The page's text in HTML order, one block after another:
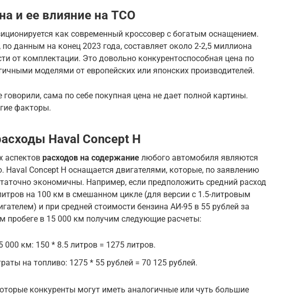
и ее влияние на TCO
как современный кроссовер с богатым оснащением.
по данным на конец 2023 года, составляет около 2-2,5 миллиона
от комплектации. Это довольно конкурентоспособная цена по
моделями от европейских или японских производителей.
сама по себе покупная цена не дает полной картины.
факторы.
Haval Concept H
аспектов расходов на содержание любого автомобиля являются
Haval Concept H оснащается двигателями, которые, по заявлению
экономичны. Например, если предположить средний расход
на 100 км в смешанном цикле (для версии с 1.5-литровым
и при средней стоимости бензина АИ-95 в 55 рублей за
пробеге в 15 000 км получим следующие расчеты:
000 км: 150 * 8.5 литров = 1275 литров.
на топливо: 1275 * 55 рублей = 70 125 рублей.
конкуренты могут иметь аналогичные или чуть большие